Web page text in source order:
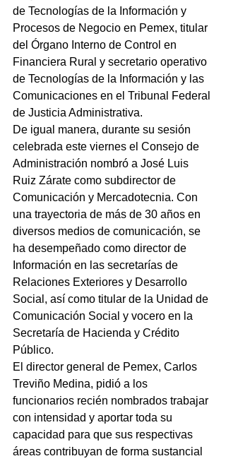
de Tecnologías de la Información y
Procesos de Negocio en Pemex, titular
del Órgano Interno de Control en
Financiera Rural y secretario operativo
de Tecnologías de la Información y las
Comunicaciones en el Tribunal Federal
de Justicia Administrativa.
De igual manera, durante su sesión
celebrada este viernes el Consejo de
Administración nombró a José Luis
Ruiz Zárate como subdirector de
Comunicación y Mercadotecnia. Con
una trayectoria de más de 30 años en
diversos medios de comunicación, se
ha desempeñado como director de
Información en las secretarías de
Relaciones Exteriores y Desarrollo
Social, así como titular de la Unidad de
Comunicación Social y vocero en la
Secretaría de Hacienda y Crédito
Público.
El director general de Pemex, Carlos
Treviño Medina, pidió a los
funcionarios recién nombrados trabajar
con intensidad y aportar toda su
capacidad para que sus respectivas
áreas contribuyan de forma sustancial